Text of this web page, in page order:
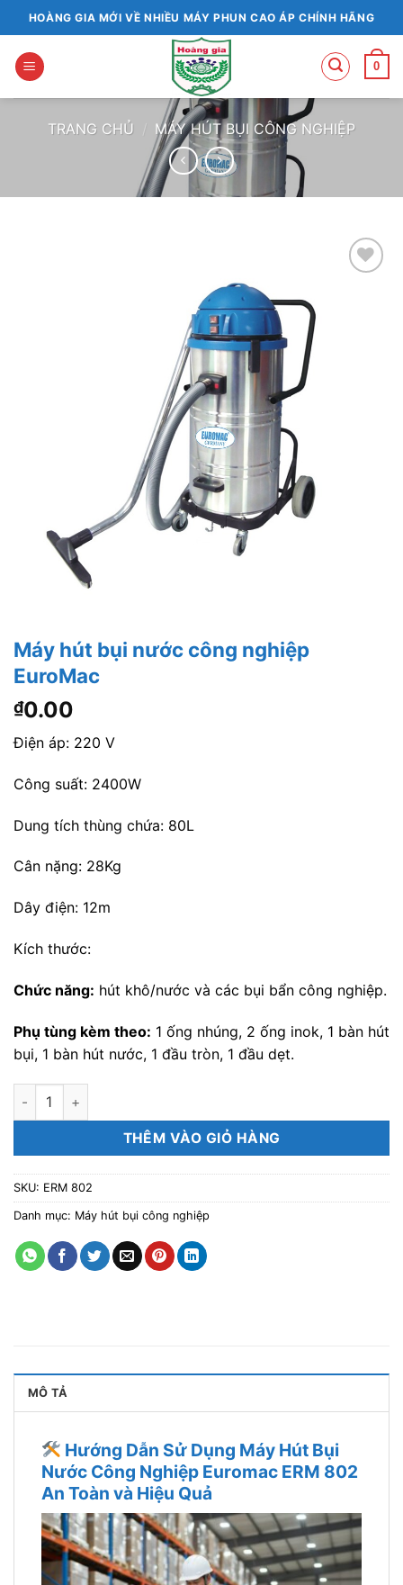
qua
nội
dung
HOÀNG GIA MỚI VỀ NHIỀU MÁY PHUN CAO ÁP CHÍNH HÃNG
0
TRANG CHỦ / MÁY HÚT BỤI CÔNG NGHIỆP
Máy hút bụi nước công nghiệp
EuroMac
₫0.00
Điện áp: 220 V
Công suất: 2400W
Dung tích thùng chứa: 80L
Cân nặng: 28Kg
Dây điện: 12m
Kích thước:
Chức năng: hút khô/nước và các bụi bẩn công nghiệp.
Phụ tùng kèm theo: 1 ống nhúng, 2 ống inok, 1 bàn hút
bụi, 1 bàn hút nước, 1 đầu tròn, 1 đầu dẹt.
Máy hút bụi nước công nghiệp EuroMac số lượng
THÊM VÀO GIỎ HÀNG
SKU: ERM 802
Danh mục: Máy hút bụi công nghiệp
MÔ TẢ
Hướng Dẫn Sử Dụng Máy Hút Bụi
Nước Công Nghiệp Euromac ERM 802
An Toàn và Hiệu Quả